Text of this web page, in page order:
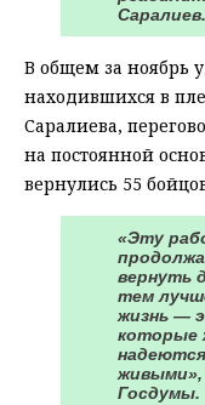
Саралиев.
В общем за ноябрь
находившихся в
Саралиева,
на постоянной
вернулись 55
«Эту
вернуть
тем
жизнь —
которые
Госдумы.